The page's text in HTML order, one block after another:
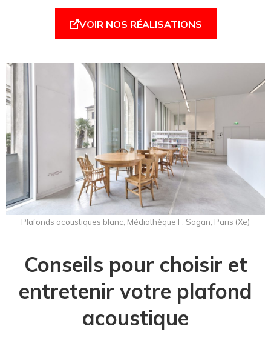
VOIR NOS RÉALISATIONS
Plafonds acoustiques blanc, Médiathèque F. Sagan, Paris (Xe)
Conseils pour choisir et
entretenir votre plafond
acoustique